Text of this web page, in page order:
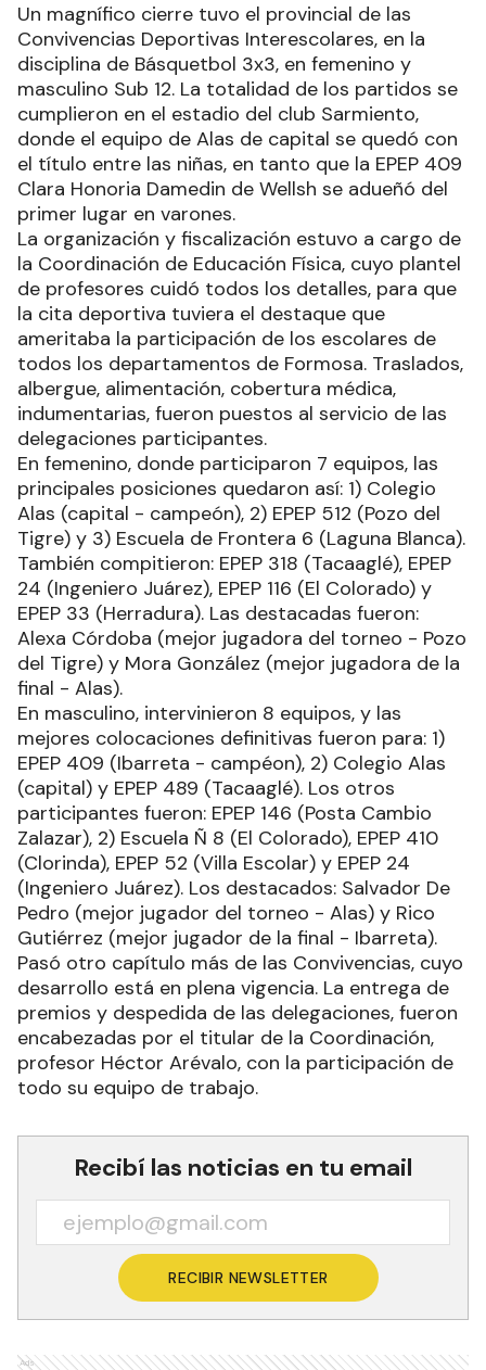
Un magnífico cierre tuvo el provincial de las
Convivencias Deportivas Interescolares, en la
disciplina de Básquetbol 3x3, en femenino y
masculino Sub 12. La totalidad de los partidos se
cumplieron en el estadio del club Sarmiento,
donde el equipo de Alas de capital se quedó con
el título entre las niñas, en tanto que la EPEP 409
Clara Honoria Damedin de Wellsh se adueñó del
primer lugar en varones.
La organización y fiscalización estuvo a cargo de
la Coordinación de Educación Física, cuyo plantel
de profesores cuidó todos los detalles, para que
la cita deportiva tuviera el destaque que
ameritaba la participación de los escolares de
todos los departamentos de Formosa. Traslados,
albergue, alimentación, cobertura médica,
indumentarias, fueron puestos al servicio de las
delegaciones participantes.
En femenino, donde participaron 7 equipos, las
principales posiciones quedaron así: 1) Colegio
Alas (capital - campeón), 2) EPEP 512 (Pozo del
Tigre) y 3) Escuela de Frontera 6 (Laguna Blanca).
También compitieron: EPEP 318 (Tacaaglé), EPEP
24 (Ingeniero Juárez), EPEP 116 (El Colorado) y
EPEP 33 (Herradura). Las destacadas fueron:
Alexa Córdoba (mejor jugadora del torneo - Pozo
del Tigre) y Mora González (mejor jugadora de la
final - Alas).
En masculino, intervinieron 8 equipos, y las
mejores colocaciones definitivas fueron para: 1)
EPEP 409 (Ibarreta - campéon), 2) Colegio Alas
(capital) y EPEP 489 (Tacaaglé). Los otros
participantes fueron: EPEP 146 (Posta Cambio
Zalazar), 2) Escuela Ñ 8 (El Colorado), EPEP 410
(Clorinda), EPEP 52 (Villa Escolar) y EPEP 24
(Ingeniero Juárez). Los destacados: Salvador De
Pedro (mejor jugador del torneo - Alas) y Rico
Gutiérrez (mejor jugador de la final - Ibarreta).
Pasó otro capítulo más de las Convivencias, cuyo
desarrollo está en plena vigencia. La entrega de
premios y despedida de las delegaciones, fueron
encabezadas por el titular de la Coordinación,
profesor Héctor Arévalo, con la participación de
todo su equipo de trabajo.
Recibí las noticias en tu email
RECIBIR NEWSLETTER
Ads